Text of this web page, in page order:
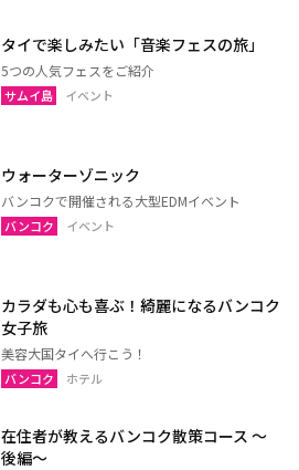
タイで楽しみたい「音楽フェスの旅」
5つの人気フェスをご紹介
サムイ島 イベント
ウォーターゾニック
バンコクで開催される大型EDMイベント
バンコク イベント
カラダも心も喜ぶ！綺麗になるバンコク
女子旅
美容大国タイへ行こう！
バンコク ホテル
在住者が教えるバンコク散策コース 〜
後編〜